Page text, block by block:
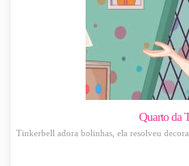
Quarto da
Tinkerbell adora bolinhas, ela resolveu